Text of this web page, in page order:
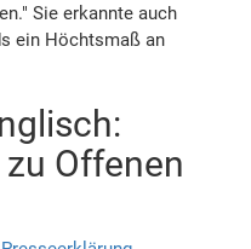
Sie erkannte auch
ein Höchtsmaß an
Offenen